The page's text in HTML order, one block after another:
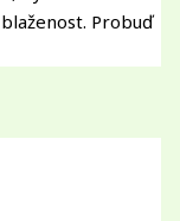
Probuď